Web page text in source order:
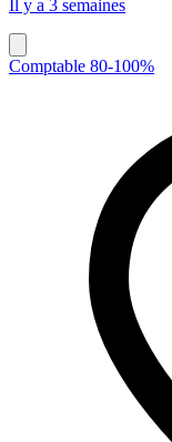
Il y a 3 semaines
Comptable 80-100%